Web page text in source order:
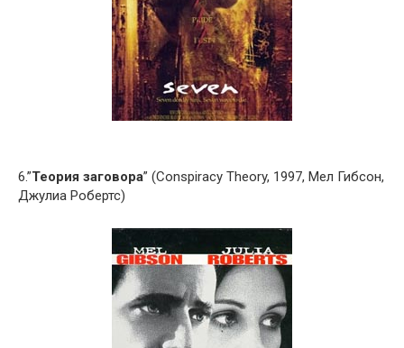
6.”Теория заговора” (Conspiracy Theory, 1997, Мел Гибсон,
Джулиа Робертс)